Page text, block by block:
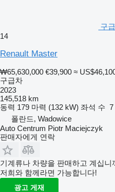
구
14
Renault Master
₩65,630,000 €39,900 ≈
구급차
2023
145,518 km
동력 179 마력 (132 kW) 좌석 수 7
폴란드, Wadowice
Auto Centrum Piotr Maciejczyk
판매자에게 연락
기계류나 차량을 판매하고 계십니
저희와 함께라면 가능합니다!
광고 게재